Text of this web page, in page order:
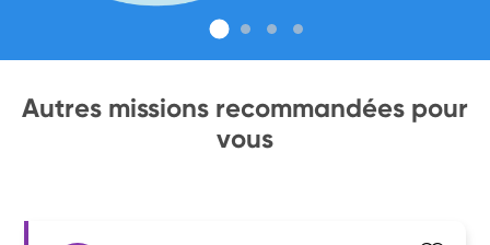
Autres missions recommandées pour
vous